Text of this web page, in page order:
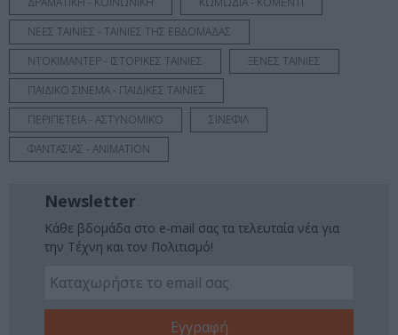
ΝΕΕΣ ΤΑΙΝΙΕΣ - ΤΑΙΝΙΕΣ ΤΗΣ ΕΒΔΟΜΑΔΑΣ
ΝΤΟΚΙΜΑΝΤΕΡ - ΙΣΤΟΡΙΚΕΣ ΤΑΙΝΙΕΣ
ΞΕΝΕΣ ΤΑΙΝΙΕΣ
ΠΑΙΔΙΚΟ ΣΙΝΕΜΑ - ΠΑΙΔΙΚΕΣ ΤΑΙΝΙΕΣ
ΠΕΡΙΠΕΤΕΙΑ - ΑΣΤΥΝΟΜΙΚΟ
ΣΙΝΕΦΙΛ
ΦΑΝΤΑΣΙΑΣ - ANIMATION
Newsletter
Κάθε βδομάδα στο e-mail σας τα τελευταία νέα για
την Τέχνη και τον Πολιτισμό!